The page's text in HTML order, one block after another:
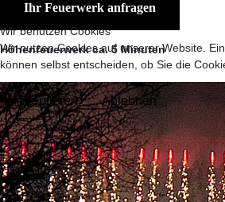
Ihr Feuerwerk anfragen
Höhenfeuerwerk ca. 5 Minuten
Wir benutzen Cookies
Wir nutzen Cookies auf unserer Website.
können selbst entscheiden, ob Sie die
Akzeptieren Ablehnen